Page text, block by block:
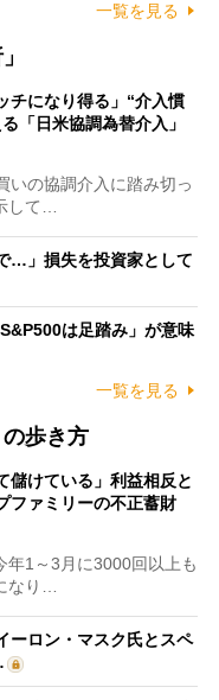
一覧を見る
チになり得る」“介入慣
「日米協調為替介入」
の協調介入に踏み切っ
して…
…」損失を投資家として
は足踏み」が意味
一覧を見る
歩き方
儲けている」利益相反と
ファミリーの不正蓄財
1～3月に3000回以上も
なり…
ーロン・マスク氏とスペ